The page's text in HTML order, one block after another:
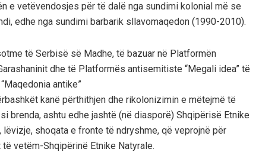
e vetëvendosjes për të dalë nga sundimi kolonial më se
edhe nga sundimi barbarik sllavomaqedon (1990-2010).
të Serbisë së Madhe, të bazuar në Platformën
dhe të Platformës antisemitiste “Megali idea” të
antike”
kanë përthithjen dhe rikolonizimin e mëtejmë të
brenda, ashtu edhe jashtë (në diasporë) Shqipërisë Etnike
shoqata e fronte të ndryshme, që veprojnë për
vetëm-Shqipërinë Etnike Natyrale.